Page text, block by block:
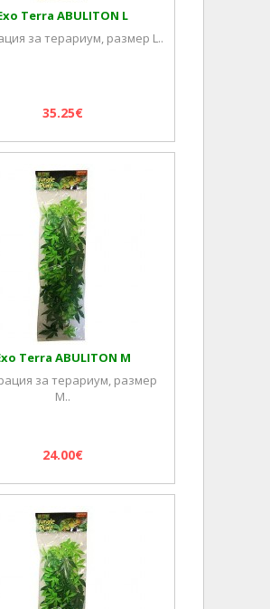
Terra ABULITON L
за терариум, размер L..
35.25€
Terra ABULITON M
за терариум, размер
M..
24.00€